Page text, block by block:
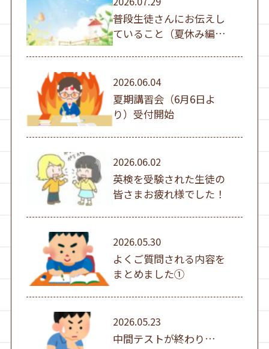
普段生徒さんにお伝えし
ていること（夏休み編
①）
2026.06.04
夏期講習会（6月6日よ
り）受付開始
2026.06.02
英検を受験された生徒の
皆さまお疲れ様でした！
2026.05.30
よくご質問される内容を
まとめました①
2026.05.23
中間テストが終わり…